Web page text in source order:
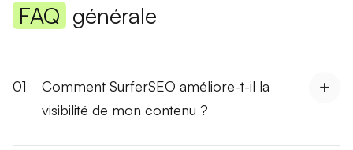
FAQ générale
01
Comment SurferSEO améliore-t-il la
visibilité de mon contenu ?